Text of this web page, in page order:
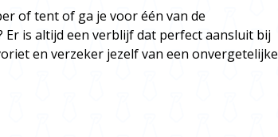
of tent of ga je voor één van de
Er is altijd een verblijf dat perfect aansluit bij
en verzeker jezelf van een onvergetelijke